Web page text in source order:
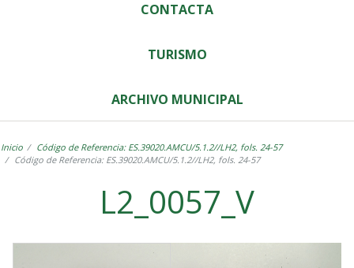
CONTACTA
TURISMO
ARCHIVO MUNICIPAL
Inicio
Código de Referencia: ES.39020.AMCU/5.1.2//LH2, fols. 24-57
Código de Referencia: ES.39020.AMCU/5.1.2//LH2, fols. 24-57
L2_0057_V